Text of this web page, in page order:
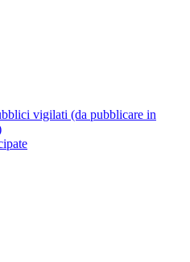
vigilati (da pubblicare in